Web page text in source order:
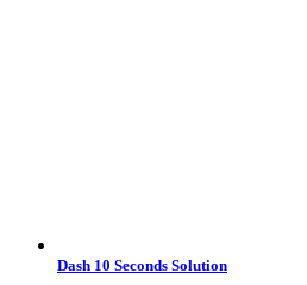
Dash 10 Seconds Solution